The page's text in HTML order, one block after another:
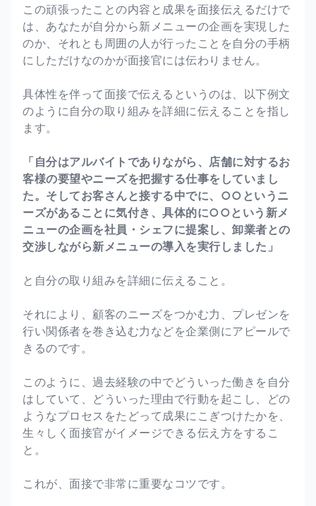
この頑張ったことの内容と成果を面接伝えるだけで
は、あなたが自分から新メニューの企画を実現した
のか、それとも周囲の人が行ったことを自分の手柄
にしただけなのかが面接官には伝わりません。
具体性を伴って面接で伝えるというのは、以下例文
のように自分の取り組みを詳細に伝えることを指し
ます。
「自分はアルバイトでありながら、店舗に対するお
客様の要望やニーズを把握する仕事をしていまし
た。そしてお客さんと接する中でに、○○というニ
ーズがあることに気付き、具体的に○○という新メ
ニューの企画を社員・シェフに提案し、卸業者との
交渉しながら新メニューの導入を実行しました」
と自分の取り組みを詳細に伝えること。
それにより、顧客のニーズをつかむ力、プレゼンを
行い関係者を巻き込む力などを企業側にアピールで
きるのです。
このように、過去経験の中でどういった働きを自分
はしていて、どういった理由で行動を起こし、どの
ようなプロセスをたどって成果にこぎつけたかを、
生々しく面接官がイメージできる伝え方をするこ
と。
これが、面接で非常に重要なコツです。